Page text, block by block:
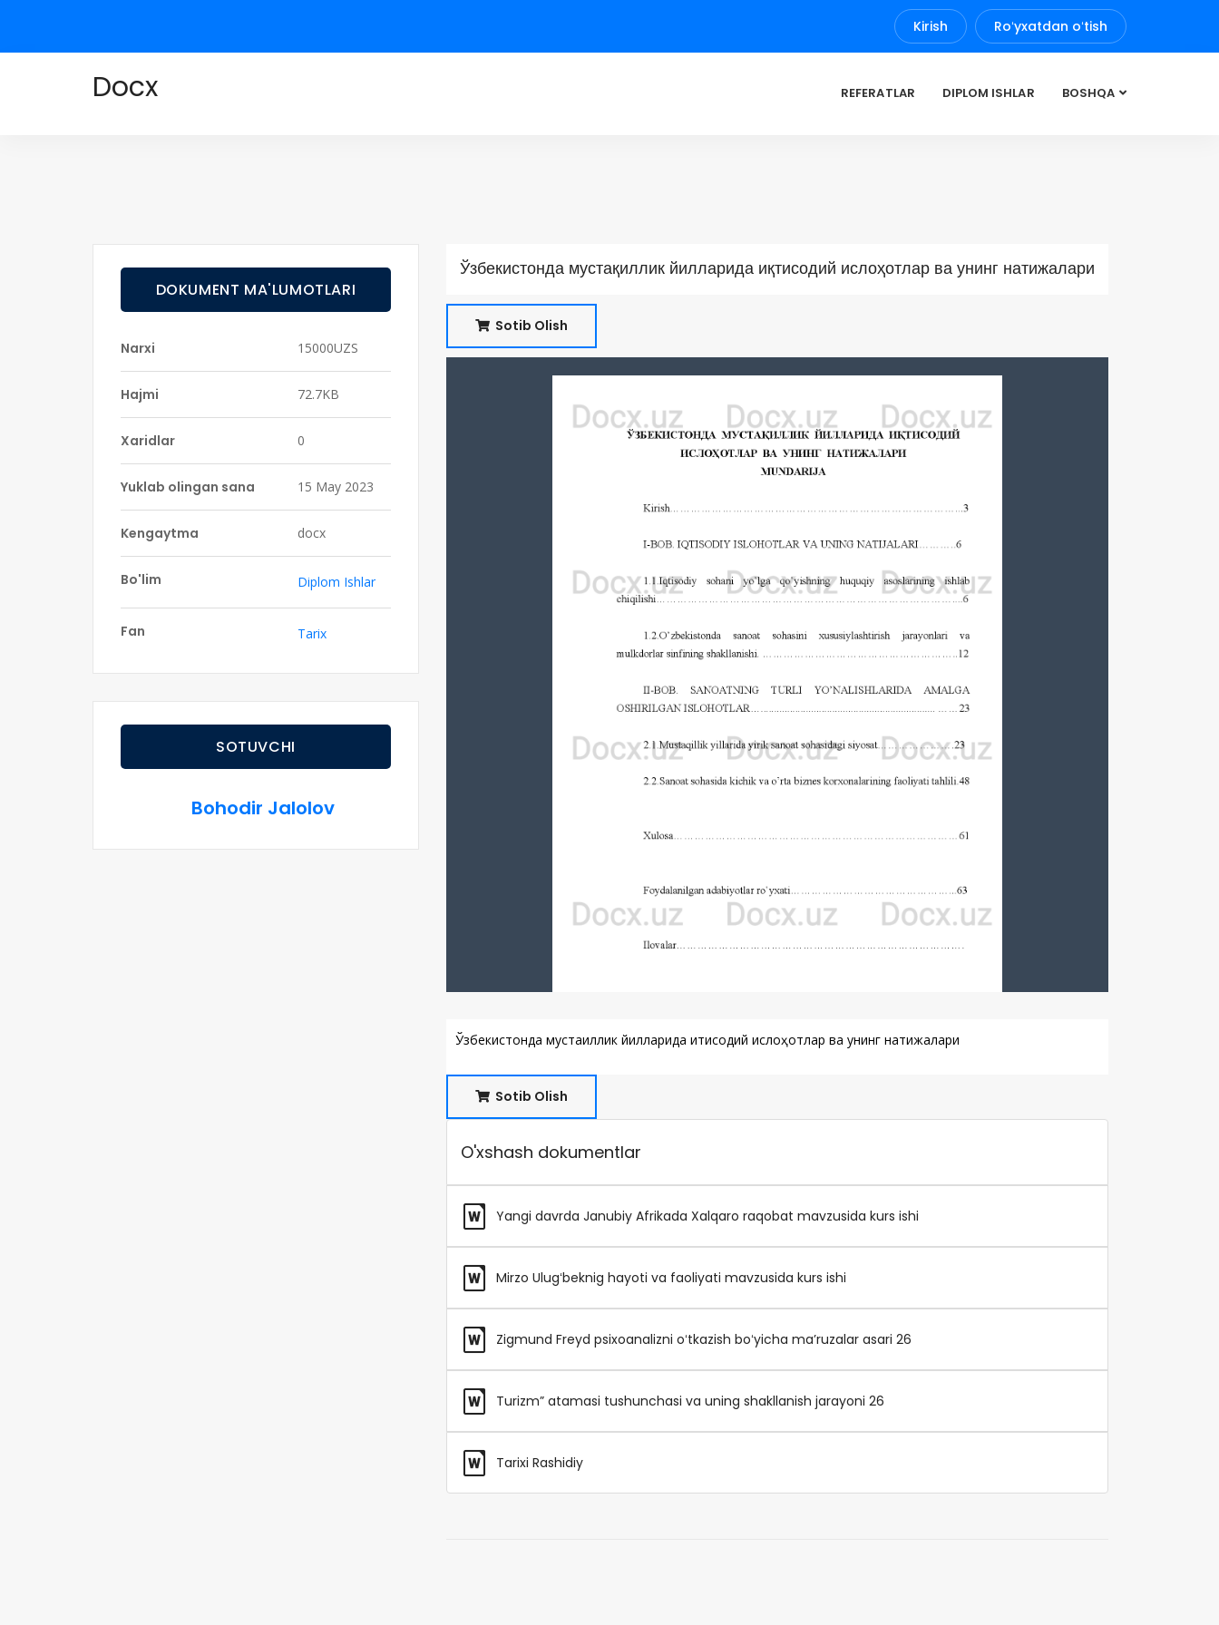
Kirish Roʻyxatdan oʻtish
Docx REFERATLAR DIPLOM ISHLAR BOSHQA
DOKUMENT MA'LUMOTLARI
Narxi 15000UZS
Hajmi 72.7KB
Xaridlar 0
Yuklab olingan sana 15 May 2023
Kengaytma docx
Bo'lim Diplom Ishlar
Fan Tarix
SOTUVCHI
Bohodir Jalolov
Ўзбекистонда мустақиллик йилларида иқтисодий ислоҳотлар ва унинг натижалари
Sotib Olish
Ўзбекистонда мустақиллик йилларида иқтисодий ислоҳотлар ва унинг натижалари
Sotib Olish
O'xshash dokumentlar
Yangi davrda Janubiy Afrikada Xalqaro raqobat mavzusida kurs ishi
Mirzo Ulugʻbeknig hayoti va faoliyati mavzusida kurs ishi
Zigmund Freyd psixoanalizni oʻtkazish boʻyicha maʼruzalar asari 26
Turizm” atamasi tushunchasi va uning shakllanish jarayoni 26
Tarixi Rashidiy